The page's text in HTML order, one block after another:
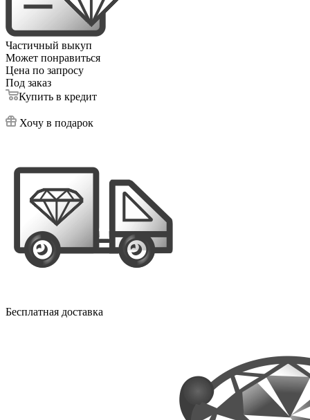
Частичный выкуп
Может понравиться
Цена по запросу
Под заказ
Купить в кредит
Хочу в подарок
Бесплатная доставка